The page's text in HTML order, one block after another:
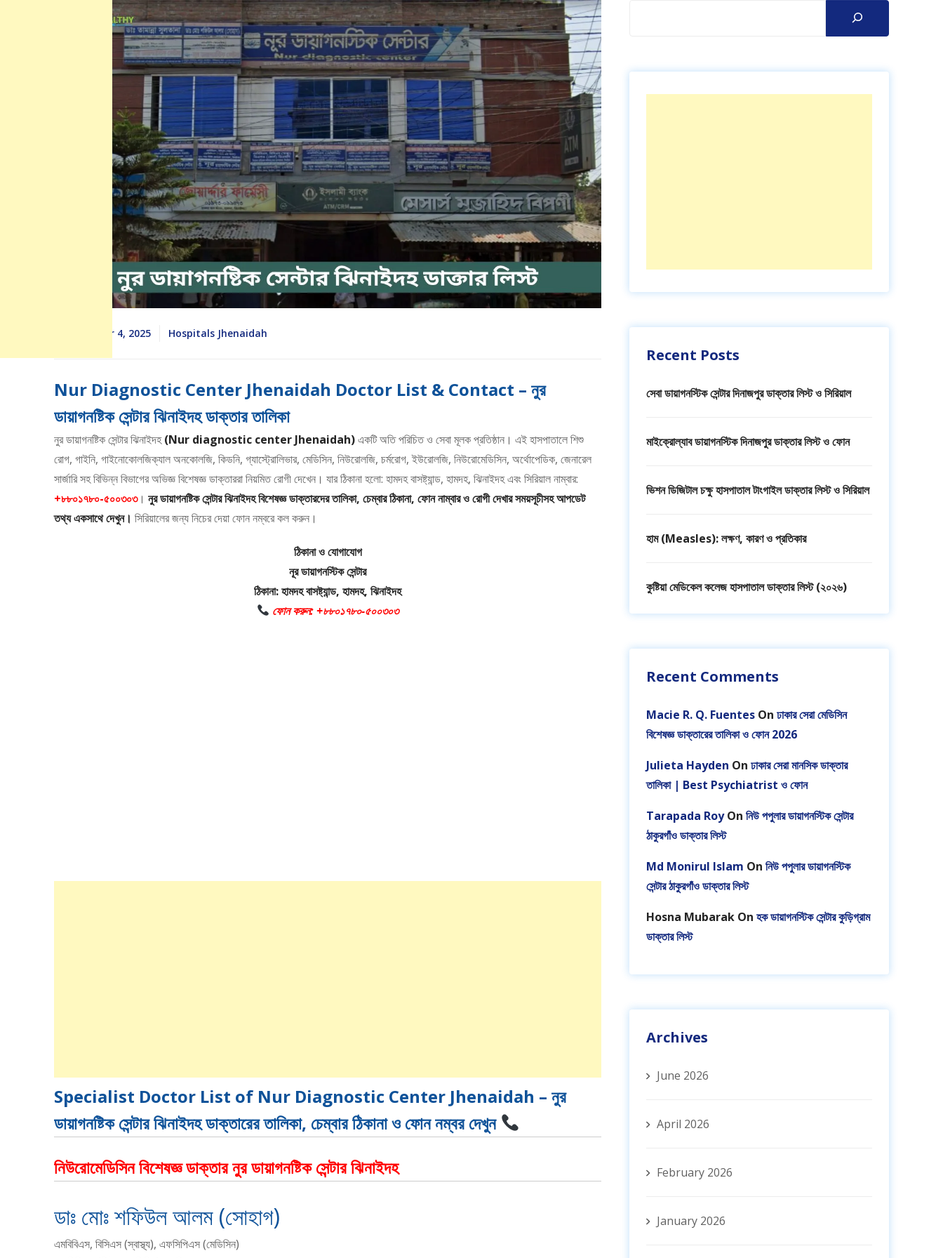
Recent Posts
সেবা ডায়াগনস্টিক সেন্টার দিনাজপুর ডাক্তার লিস্ট ও সিরিয়াল
মাইক্রোল্যাব ডায়াগনস্টিক দিনাজপুর ডাক্তার লিস্ট ও ফোন
ভিশন ডিজিটাল চক্ষু হাসপাতাল টাংগাইল ডাক্তার লিস্ট ও সিরিয়াল
হাম (Measles): লক্ষণ, কারণ ও প্রতিকার
কুষ্টিয়া মেডিকেল কলেজ হাসপাতাল ডাক্তার লিস্ট (২০২৬)
Recent Comments
Macie R. Q. Fuentes On ঢাকার সেরা মেডিসিন
বিশেষজ্ঞ ডাক্তারের তালিকা ও ফোন 2026
Julieta Hayden On ঢাকার সেরা মানসিক ডাক্তার
তালিকা | Best Psychiatrist ও ফোন
Tarapada RoyOn নিউ পপুলার ডায়াগনস্টিক সেন্টার
ঠাকুরগাঁও ডাক্তার লিস্ট
Md Monirul Islam On নিউ পপুলার ডায়াগনস্টিক
সেন্টার ঠাকুরগাঁও ডাক্তার লিস্ট
Hosna Mubarak On হক ডায়াগনস্টিক সেন্টার কুড়িগ্রাম
ডাক্তার লিস্ট
Archives
June 2026
April 2026
February 2026
January 2026
December 4, 2025 Hospitals Jhenaidah
Nur Diagnostic Center Jhenaidah Doctor List & Contact – নুর
ডায়াগনষ্টিক সেন্টার ঝিনাইদহ ডাক্তার তালিকা
নুর ডায়াগনষ্টিক সেন্টার ঝিনাইদহ(Nur diagnostic center Jhenaidah)একটি অতি পরিচিত ও সেবা মূলক প্রতিষ্ঠান। এই হাসপাতালে শিশু
রোগ, গাইনি, গাইনোকোলজিক্যাল অনকোলজি, কিডনি, গ্যাস্ট্রোলিভার, মেডিসিন, নিউরোলজি, চর্মরোগ, ইউরোলজি, নিউরোমেডিসিন, অর্থোপেডিক, জেনারেল
সার্জারি সহ বিভিন্ন বিভাগের অভিজ্ঞ বিশেষজ্ঞ ডাক্তাররা নিয়মিত রোগী দেখেন। যার ঠিকানা হলো: হামদহ বাসষ্ট্যান্ড, হামদহ, ঝিনাইদহ এবং সিরিয়াল নাম্বার:
+৮৮০১৭৮০-৫০০৩০৩। নুর ডায়াগনষ্টিক সেন্টার ঝিনাইদহ বিশেষজ্ঞ ডাক্তারদের তালিকা, চেম্বার ঠিকানা, ফোন নাম্বার ও রোগী দেখার সময়সূচীসহ আপডেট
তথ্য একসাথে দেখুন। সিরিয়ালের জন্য নিচের দেয়া ফোন নম্বরে কল করুন।
ঠিকানা ও যোগাযোগ
নূর ডায়াগনস্টিক সেন্টার
ঠিকানা: হামদহ বাসষ্ট্যান্ড, হামদহ, ঝিনাইদহ
ফোন করুন: +৮৮০১৭৮০-৫০০৩০৩
Specialist Doctor List of Nur Diagnostic Center Jhenaidah – নুর
ডায়াগনষ্টিক সেন্টার ঝিনাইদহ ডাক্তারের তালিকা, চেম্বার ঠিকানা ও ফোন নম্বর দেখুন
নিউরোমেডিসিন বিশেষজ্ঞ ডাক্তার নুর ডায়াগনষ্টিক সেন্টার ঝিনাইদহ
ডাঃ মোঃ শফিউল আলম (সোহাগ)
এমবিবিএস, বিসিএস (স্বাস্থ্য), এফসিপিএস (মেডিসিন)